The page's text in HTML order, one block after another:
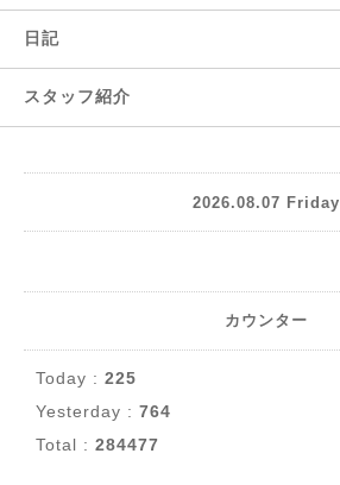
日記
スタッフ紹介
2026.08.07 Friday
カウンター
Today : 225
Yesterday : 764
Total : 284477